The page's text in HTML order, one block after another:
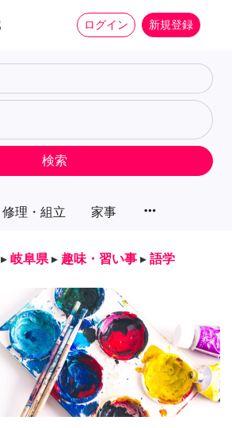
ログイン 新規登録
修理・組立 家事 more_horiz
検索
▸ 岐阜県 ▸ 趣味・習い事 ▸ 語学